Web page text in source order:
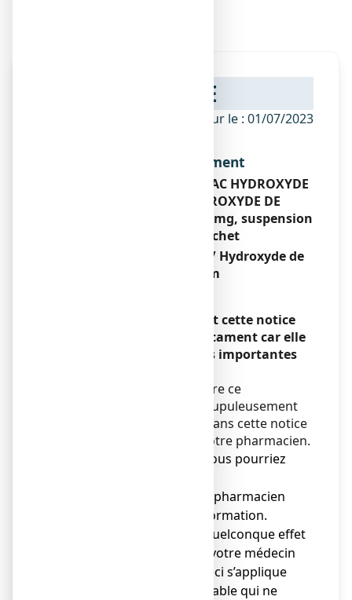
NOTICE
ANSM - Mis à jour le : 01/07/2023
Dénomination du médicament
MAALOX MAUX D’ESTOMAC HYDROXYDE
D’ALUMINIUM/ HYDROXYDE DE
MAGNESIUM 460 mg/ 400 mg, suspension
buvable en sachet
Hydroxyde d’aluminium/ Hydroxyde de
magnésium
Veuillez lire attentivement cette notice
avant de prendre ce médicament car elle
contient des informations importantes
Vous devez toujours prendre ce
médicament en suivant scrupuleusement
les informations fournies dans cette notice
ou par votre médecin ou votre pharmacien.
● Gardez cette notice. Vous pourriez
● Adressez-vous à votre pharmacien
pour tout conseil ou information.
● Si vous ressentez un quelconque effet
indésirable, parlez-en à votre médecin
ou votre pharmacien. Ceci s’applique
aussi à tout effet indésirable qui ne